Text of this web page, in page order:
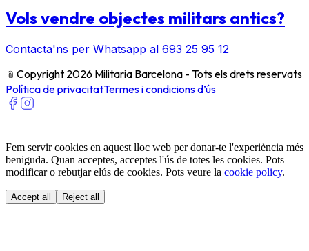
Vols vendre objectes militars antics?
Contacta'ns per Whatsapp al 693 25 95 12
﹫ Copyright 2026 Militaria Barcelona - Tots els drets reservats
Política de privacitatTermes i condicions d’ús
Fem servir cookies en aquest lloc web per donar-te l'experiència més
beniguda. Quan acceptes, acceptes l'ús de totes les cookies. Pots
modificar o rebutjar elús de cookies. Pots veure la cookie policy.
Accept all Reject all